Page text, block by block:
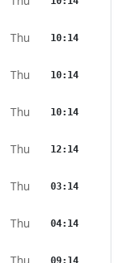
Thu 10:14
Thu 10:14
Thu 10:14
Thu 12:14
Thu 03:14
Thu 04:14